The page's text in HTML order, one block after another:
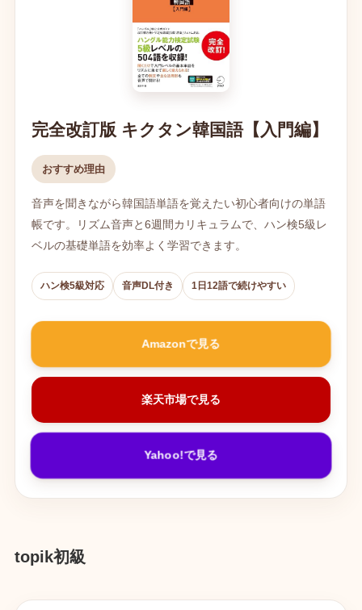
完全改訂版 キクタン韓国語【入門編】
おすすめ理由
音声を聞きながら韓国語単語を覚えたい初心者向けの単語
帳です。リズム音声と6週間カリキュラムで、ハン検5級レ
ベルの基礎単語を効率よく学習できます。
ハン検5級対応 音声DL付き 1日12語で続けやすい
Amazonで見る
楽天市場で見る
Yahoo!で見る
topik初級